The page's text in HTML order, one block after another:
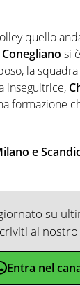
quello
Conegliano si
la
inseguitrice,
formazione
e
su
al
Entra nel